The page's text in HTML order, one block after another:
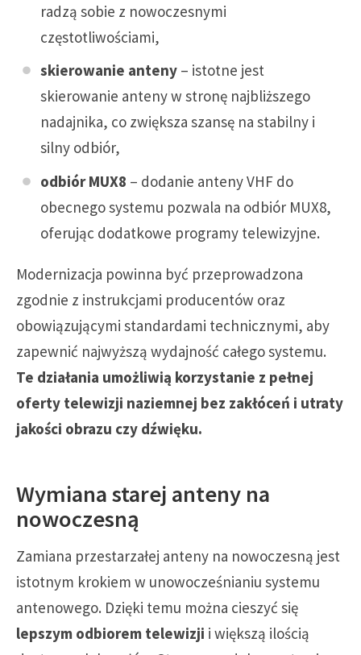
radzą sobie z nowoczesnymi
częstotliwościami,
skierowanie anteny – istotne jest
skierowanie anteny w stronę najbliższego
nadajnika, co zwiększa szansę na stabilny i
silny odbiór,
odbiór MUX8 – dodanie anteny VHF do
obecnego systemu pozwala na odbiór MUX8,
oferując dodatkowe programy telewizyjne.
Modernizacja powinna być przeprowadzona
zgodnie z instrukcjami producentów oraz
obowiązującymi standardami technicznymi, aby
zapewnić najwyższą wydajność całego systemu.
Te działania umożliwią korzystanie z pełnej
oferty telewizji naziemnej bez zakłóceń i utraty
jakości obrazu czy dźwięku.
Wymiana starej anteny na
nowoczesną
Zamiana przestarzałej anteny na nowoczesną jest
istotnym krokiem w unowocześnianiu systemu
antenowego. Dzięki temu można cieszyć się
lepszym odbiorem telewizji i większą ilością